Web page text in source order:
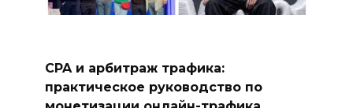
CPA и арбитраж трафика:
практическое руководство по